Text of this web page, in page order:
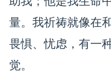
量。我祈祷就像在
畏惧、忧虑，有一
觉。